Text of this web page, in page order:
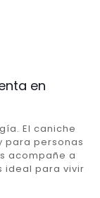
en
El caniche
para personas
acompañe a
ideal para vivir